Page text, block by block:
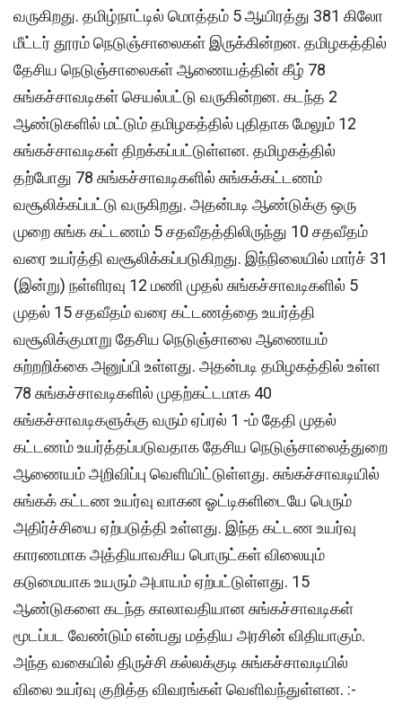
வருகிறது. தமிழ்நாட்டில் மொத்தம் 5 ஆயிரத்து 381 கிலோ
மீட்டர் தூரம் நெடுஞ்சாலைகள் இருக்கின்றன. தமிழகத்தில்
தேசிய நெடுஞ்சாலைகள் ஆணையத்தின் கீழ் 78
சுங்கச்சாவடிகள் செயல்பட்டு வருகின்றன. கடந்த 2
ஆண்டுகளில் மட்டும் தமிழகத்தில் புதிதாக மேலும் 12
சுங்கச்சாவடிகள் திறக்கப்பட்டுள்ளன. தமிழகத்தில்
தற்போது 78 சுங்கச்சாவடிகளில் சுங்கக்கட்டணம்
வசூலிக்கப்பட்டு வருகிறது. அதன்படி ஆண்டுக்கு ஒரு
முறை சுங்க கட்டணம் 5 சதவீதத்திலிருந்து 10 சதவீதம்
வரை உயர்த்தி வசூலிக்கப்படுகிறது. இந்நிலையில் மார்ச் 31
(இன்று) நள்ளிரவு 12 மணி முதல் சுங்கச்சாவடிகளில் 5
முதல் 15 சதவீதம் வரை கட்டணத்தை உயர்த்தி
வசூலிக்குமாறு தேசிய நெடுஞ்சாலை ஆணையம்
சுற்றறிக்கை அனுப்பி உள்ளது. அதன்படி தமிழகத்தில் உள்ள
78 சுங்கச்சாவடிகளில் முதற்கட்டமாக 40
சுங்கச்சாவடிகளுக்கு வரும் ஏப்ரல் 1 -ம் தேதி முதல்
கட்டணம் உயர்த்தப்படுவதாக தேசிய நெடுஞ்சாலைத்துறை
ஆணையம் அறிவிப்பு வெளியிட்டுள்ளது. சுங்கச்சாவடியில்
சுங்கக் கட்டண உயர்வு வாகன ஓட்டிகளிடையே பெரும்
அதிர்ச்சியை ஏற்படுத்தி உள்ளது. இந்த கட்டண உயர்வு
காரணமாக அத்தியாவசிய பொருட்கள் விலையும்
கடுமையாக உயரும் அபாயம் ஏற்பட்டுள்ளது. 15
ஆண்டுகளை கடந்த காலாவதியான சுங்கச்சாவடிகள்
மூடப்பட வேண்டும் என்பது மத்திய அரசின் விதியாகும்.
அந்த வகையில் திருச்சி கல்லக்குடி சுங்கச்சாவடியில்
விலை உயர்வு குறித்த விவரங்கள் வெளிவந்துள்ளன. :-